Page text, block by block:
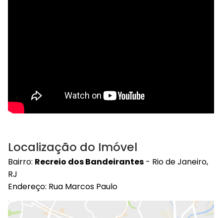
Localização do Imóvel
Bairro: Recreio dos Bandeirantes - Rio de Janeiro,
RJ
Endereço: Rua Marcos Paulo